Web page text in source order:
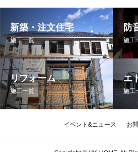
新築・注文住宅
施工一覧
防
施工
リフォーム
施工一覧
エ
施工
イベント&ニュース お